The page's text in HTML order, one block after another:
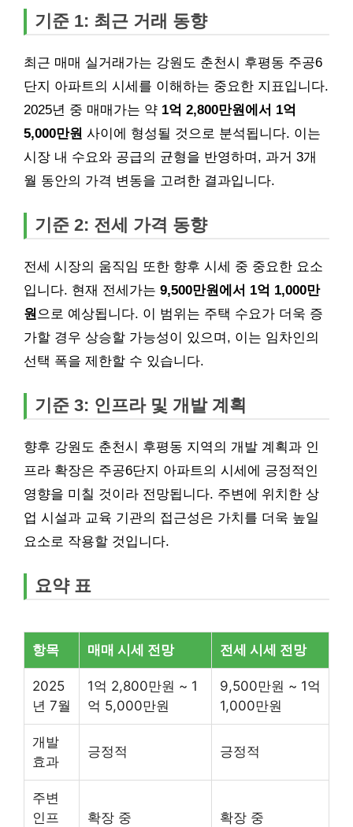
기준 1: 최근 거래 동향
최근 매매 실거래가는 강원도 춘천시 후평동 주공6
단지 아파트의 시세를 이해하는 중요한 지표입니다.
2025년 중 매매가는 약 1억 2,800만원에서 1억
5,000만원 사이에 형성될 것으로 분석됩니다. 이는
시장 내 수요와 공급의 균형을 반영하며, 과거 3개
월 동안의 가격 변동을 고려한 결과입니다.
기준 2: 전세 가격 동향
전세 시장의 움직임 또한 향후 시세 중 중요한 요소
입니다. 현재 전세가는 9,500만원에서 1억 1,000만
원 으로 예상됩니다. 이 범위는 주택 수요가 더욱 증
가할 경우 상승할 가능성이 있으며, 이는 임차인의
선택 폭을 제한할 수 있습니다.
기준 3: 인프라 및 개발 계획
향후 강원도 춘천시 후평동 지역의 개발 계획과 인
프라 확장은 주공6단지 아파트의 시세에 긍정적인
영향을 미칠 것이라 전망됩니다. 주변에 위치한 상
업 시설과 교육 기관의 접근성은 가치를 더욱 높일
요소로 작용할 것입니다.
요약 표
항목 매매 시세 전망 전세 시세 전망
2025
년 7월
1억 2,800만원 ~ 1
억 5,000만원
9,500만원 ~ 1억
1,000만원
개발
효과
긍정적 긍정적
주변
인프
확장 중 확장 중